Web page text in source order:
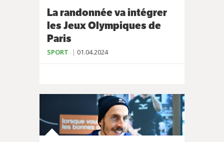
La randonnée va intégrer
les Jeux Olympiques de
Paris
SPORT 01.04.2024